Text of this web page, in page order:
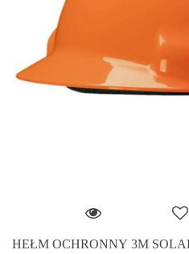
HEŁM OCHRONNY 3M